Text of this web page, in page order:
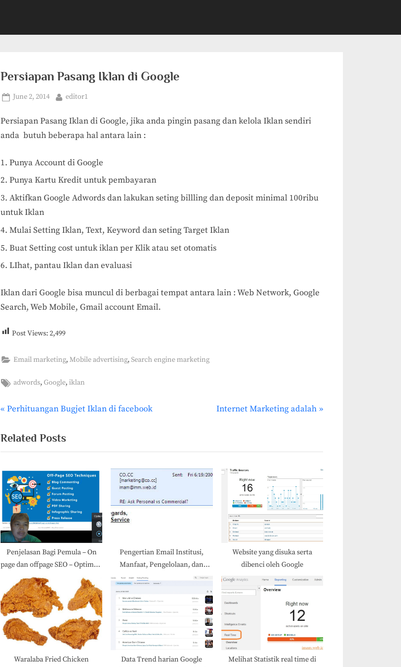
Persiapan Pasang Iklan di Google
Posted
June 2, 2014 By
editor1
Persiapan Pasang Iklan di Google, jika anda pingin pasang dan kelola Iklan sendiri
anda butuh beberapa hal antara lain :
Punya Account di Google
Punya Kartu Kredit untuk pembayaran
Aktifkan Google Adwords dan lakukan seting billling dan deposit minimal 100ribu
untuk Iklan
Mulai Setting Iklan, Text, Keyword dan seting Target Iklan
Buat Setting cost untuk iklan per Klik atau set otomatis
LIhat, pantau Iklan dan evaluasi
Iklan dari Google bisa muncul di berbagai tempat antara lain : Web Network, Google
Search, Web Mobile, Gmail account Email.
Post Views: 2,499
Email marketing, Mobile advertising, Search engine marketing
Tags:
adwords, Google, iklan
Post
navigation
P
e
v
o
u
P
o
s
t
Perhituangan Bugjet Iklan di facebook
N
t
Internet Marketing adalah
Related Posts
Penjelasan Bagi Pemula – On
page dan offpage SEO – Optimasi
Konten Website
Pengertian Email Institusi,
Manfaat, Pengelolaan, dan
Contohnya
Website yang disuka serta
dibenci oleh Google
Waralaba Fried Chicken
Data Trend harian Google
Melihat Statistik real time di